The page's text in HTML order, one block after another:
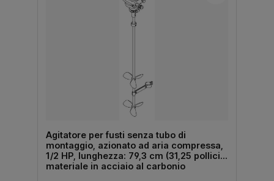
Agitatore per fusti senza tubo di
montaggio, azionato ad aria compressa,
1/2 HP, lunghezza: 79,3 cm (31,25 pollici),
materiale in acciaio al carbonio